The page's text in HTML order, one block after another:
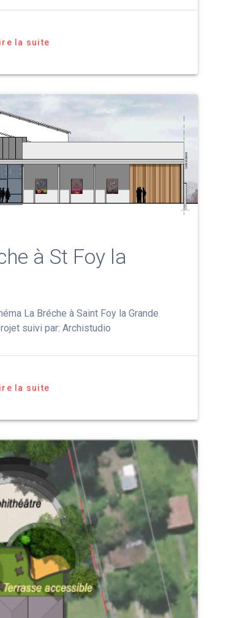
la suite
à St Foy la
La Bréche à Saint Foy la Grande
suivi par: Archistudio
la suite